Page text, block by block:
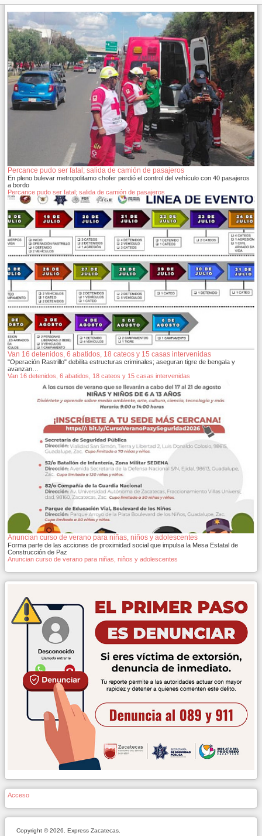
Percance pudo ser fatal; salida de camión de pasajeros
En pleno bulevar metropolitamo chofer perdió el control del vehículo con 40 pasajeros
a bordo
Percance pudo ser fatal; salida de camión de pasajeros
Van 16 detenidos, 6 abatidos, 18 cateos y 15 casas intervenidas
"Operación Rastrillo" debilita estructuras criminales; aseguran tigre de bengala y
avanzan…
Van 16 detenidos, 6 abatidos, 18 cateos y 15 casas intervenidas
Anuncian curso de verano para niñas, niños y adolescentes
Forma parte de las acciones de proximidad social que impulsa la Mesa Estatal de
Construcción de Paz
Anuncian curso de verano para niñas, niños y adolescentes
Acceso
Copyright © 2026. Express Zacatecas.